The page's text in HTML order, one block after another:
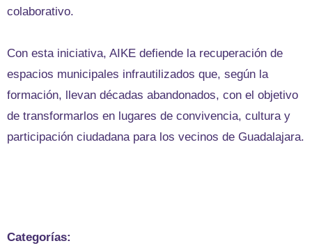
colaborativo.
Con esta iniciativa, AIKE defiende la recuperación de
espacios municipales infrautilizados que, según la
formación, llevan décadas abandonados, con el objetivo
de transformarlos en lugares de convivencia, cultura y
participación ciudadana para los vecinos de Guadalajara.
Categorías: